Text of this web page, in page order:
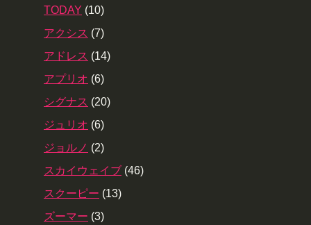
TODAY (10)
アクシス (7)
アドレス (14)
アプリオ (6)
シグナス (20)
ジュリオ (6)
ジョルノ (2)
スカイウェイブ (46)
スクーピー (13)
ズーマー (3)